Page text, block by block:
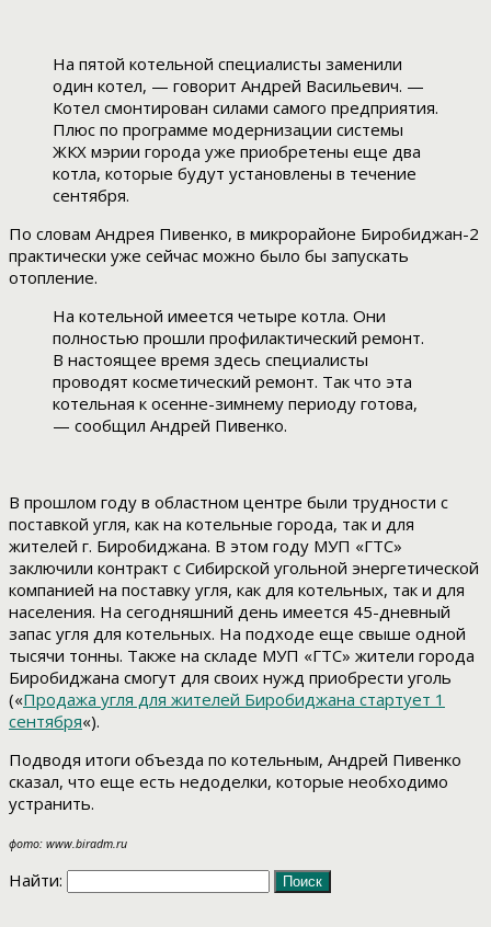
На пятой котельной специалисты заменили
один котел, — говорит Андрей Васильевич. —
Котел смонтирован силами самого предприятия.
Плюс по программе модернизации системы
ЖКХ мэрии города уже приобретены еще два
котла, которые будут установлены в течение
сентября.
По словам Андрея Пивенко, в микрорайоне Биробиджан-2
практически уже сейчас можно было бы запускать
отопление.
На котельной имеется четыре котла. Они
полностью прошли профилактический ремонт.
В настоящее время здесь специалисты
проводят косметический ремонт. Так что эта
котельная к осенне-зимнему периоду готова,
— сообщил Андрей Пивенко.
В прошлом году в областном центре были трудности с
поставкой угля, как на котельные города, так и для
жителей г. Биробиджана. В этом году МУП «ГТС»
заключили контракт с Сибирской угольной энергетической
компанией на поставку угля, как для котельных, так и для
населения. На сегодняшний день имеется 45-дневный
запас угля для котельных. На подходе еще свыше одной
тысячи тонны. Также на складе МУП «ГТС» жители города
Биробиджана смогут для своих нужд приобрести уголь
(«Продажа угля для жителей Биробиджана стартует 1
сентября«).
Подводя итоги объезда по котельным, Андрей Пивенко
сказал, что еще есть недоделки, которые необходимо
устранить.
фото: www.biradm.ru
Найти: